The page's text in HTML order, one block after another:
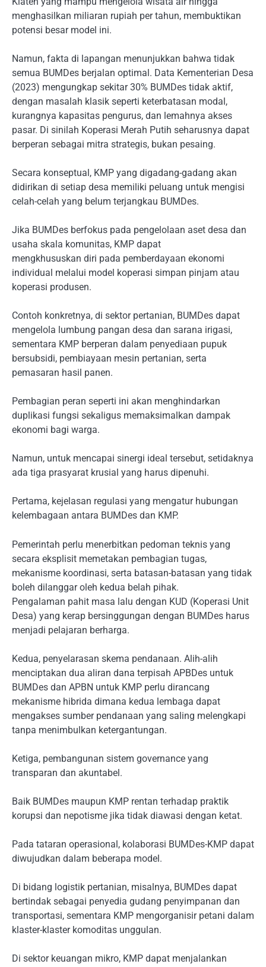
menghasilkan miliaran rupiah per tahun, membuktikan
potensi besar model ini.
Namun, fakta di lapangan menunjukkan bahwa tidak
semua BUMDes berjalan optimal. Data Kementerian Desa
(2023) mengungkap sekitar 30% BUMDes tidak aktif,
dengan masalah klasik seperti keterbatasan modal,
kurangnya kapasitas pengurus, dan lemahnya akses
pasar. Di sinilah Koperasi Merah Putih seharusnya dapat
berperan sebagai mitra strategis, bukan pesaing.
Secara konseptual, KMP yang digadang-gadang akan
didirikan di setiap desa memiliki peluang untuk mengisi
celah-celah yang belum terjangkau BUMDes.
Jika BUMDes berfokus pada pengelolaan aset desa dan
usaha skala komunitas, KMP dapat
mengkhususkan diri pada pemberdayaan ekonomi
individual melalui model koperasi simpan pinjam atau
koperasi produsen.
Contoh konkretnya, di sektor pertanian, BUMDes dapat
mengelola lumbung pangan desa dan sarana irigasi,
sementara KMP berperan dalam penyediaan pupuk
bersubsidi, pembiayaan mesin pertanian, serta
pemasaran hasil panen.
Pembagian peran seperti ini akan menghindarkan
duplikasi fungsi sekaligus memaksimalkan dampak
ekonomi bagi warga.
Namun, untuk mencapai sinergi ideal tersebut, setidaknya
ada tiga prasyarat krusial yang harus dipenuhi.
Pertama, kejelasan regulasi yang mengatur hubungan
kelembagaan antara BUMDes dan KMP.
Pemerintah perlu menerbitkan pedoman teknis yang
secara eksplisit memetakan pembagian tugas,
mekanisme koordinasi, serta batasan-batasan yang tidak
boleh dilanggar oleh kedua belah pihak.
Pengalaman pahit masa lalu dengan KUD (Koperasi Unit
Desa) yang kerap bersinggungan dengan BUMDes harus
menjadi pelajaran berharga.
Kedua, penyelarasan skema pendanaan. Alih-alih
menciptakan dua aliran dana terpisah APBDes untuk
BUMDes dan APBN untuk KMP perlu dirancang
mekanisme hibrida dimana kedua lembaga dapat
mengakses sumber pendanaan yang saling melengkapi
tanpa menimbulkan ketergantungan.
Ketiga, pembangunan sistem governance yang
transparan dan akuntabel.
Baik BUMDes maupun KMP rentan terhadap praktik
korupsi dan nepotisme jika tidak diawasi dengan ketat.
Pada tataran operasional, kolaborasi BUMDes-KMP dapat
diwujudkan dalam beberapa model.
Di bidang logistik pertanian, misalnya, BUMDes dapat
bertindak sebagai penyedia gudang penyimpanan dan
transportasi, sementara KMP mengorganisir petani dalam
klaster-klaster komoditas unggulan.
Di sektor keuangan mikro, KMP dapat menjalankan